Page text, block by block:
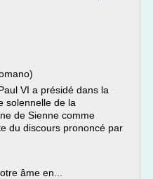
VI a présidé dans la
solennelle de la
de Sienne comme
du discours prononcé par
âme en...